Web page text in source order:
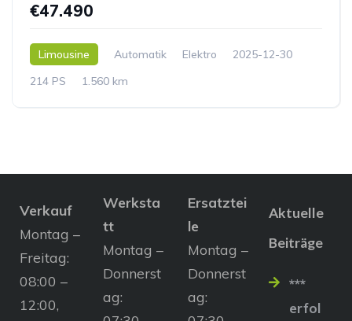
€47.490
Limousine Automatik Elektro
2025-12-30
214 PS
1.560 km
Verkauf
Montag –
Freitag:
08:00 –
12:00,
Werksta
tt
Montag –
Donnerst
ag:
Ersatztei
le
Montag –
Donnerst
ag:
Aktuelle
Beiträge
***
erfol